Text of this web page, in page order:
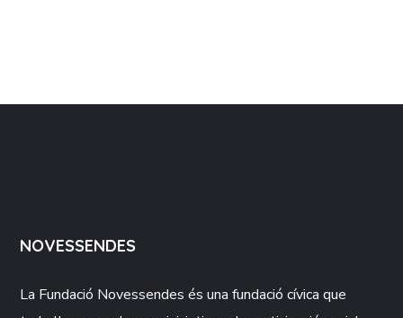
NOVESSENDES
La Fundació Novessendes és una fundació cívica que